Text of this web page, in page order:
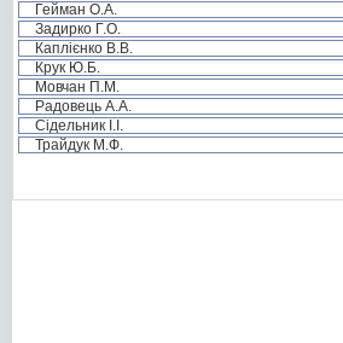
Гейман О.А.
Задирко Г.О.
Каплієнко В.В.
Крук Ю.Б.
Мовчан П.М.
Радовець А.А.
Сідельник І.І.
Трайдук М.Ф.